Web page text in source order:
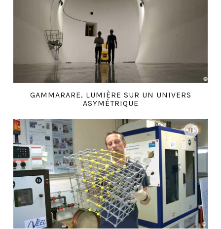
GAMMARARE, LUMIÈRE SUR UN UNIVERS
ASYMÉTRIQUE